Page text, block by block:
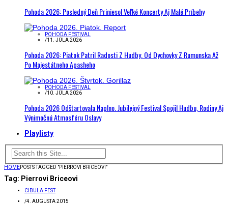
Pohoda 2026: Posledný Deň Priniesol Veľké Koncerty Aj Malé Príbehy
POHODA FESTIVAL
/11. JÚLA 2026
Pohoda 2026: Piatok Patril Radosti Z Hudby. Od Dychovky Z Rumunska Až
Po Majestátneho Apasheho
POHODA FESTIVAL
/10. JÚLA 2026
Pohoda 2026 Odštartovala Naplno. Jubilejný Festival Spojil Hudbu, Rodiny Aj
Výnimočnú Atmosféru Oslavy
Playlisty
HOMEPOSTS TAGGED "PIERROVI BRICEOVI"
Tag: Pierrovi Briceovi
CIBULA FEST
/4. AUGUSTA 2015